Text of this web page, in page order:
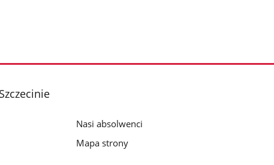
Nasi absolwenci
Mapa strony